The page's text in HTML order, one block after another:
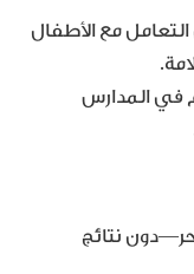
مع الأطفال
في المدارس
نتائج